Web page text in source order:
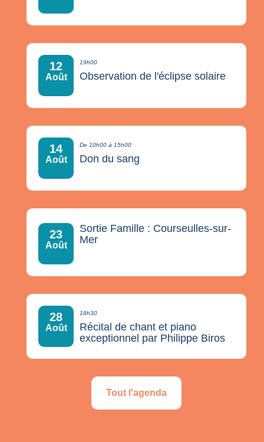
12
Août
19h00
Observation de l'éclipse solaire
14
Août
De 10h00 à 15h00
Don du sang
23
Août
Sortie Famille : Courseulles-sur-
Mer
28
Août
18h30
Récital de chant et piano
exceptionnel par Philippe Biros
Tout l'agenda